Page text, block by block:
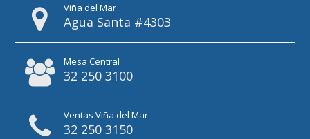
Viña del Mar
Agua Santa #4303
Mesa Central
32 250 3100
Ventas Viña del Mar
32 250 3150